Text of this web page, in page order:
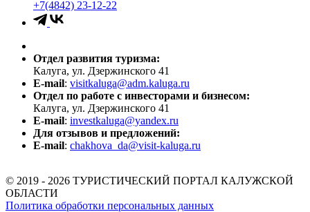
+7(4842) 23-12-22
Отдел развития туризма:
Калуга, ул. Дзержинского 41
E-mail: visitkaluga@adm.kaluga.ru
Отдел по работе с инвесторами и бизнесом:
Калуга, ул. Дзержинского 41
E-mail: investkaluga@yandex.ru
Для отзывов и предложений:
E-mail: chakhova_da@visit-kaluga.ru
© 2019 - 2026 ТУРИСТИЧЕСКИЙ ПОРТАЛ КАЛУЖСКОЙ
ОБЛАСТИ
Политика обработки персональных данных